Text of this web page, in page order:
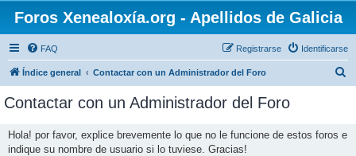
Foros Xenealoxía.org - Apellidos de Galicia
FAQ Identificarse
Registrarse
Índice general Contactar con un Administrador del Foro
Contactar con un Administrador del Foro
Hola! por favor, explice brevemente lo que no le funcione de estos foros e
indique su nombre de usuario si lo tuviese. Gracias!